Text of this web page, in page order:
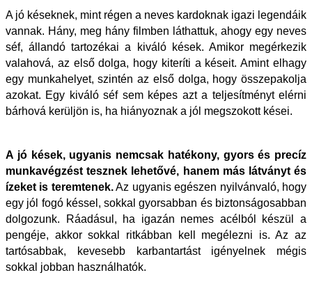
A jó késeknek, mint régen a neves kardoknak igazi legendáik
vannak. Hány, meg hány filmben láthattuk, ahogy egy neves
séf, állandó tartozékai a kiváló kések. Amikor megérkezik
valahová, az első dolga, hogy kiteríti a késeit. Amint elhagy
egy munkahelyet, szintén az első dolga, hogy összepakolja
azokat. Egy kiváló séf sem képes azt a teljesítményt elérni
bárhová kerüljön is, ha hiányoznak a jól megszokott kései.
A jó kések, ugyanis nemcsak hatékony, gyors és precíz
munkavégzést tesznek lehetővé, hanem más látványt és
ízeket is teremtenek.Az ugyanis egészen nyilvánvaló, hogy
egy jól fogó késsel, sokkal gyorsabban és biztonságosabban
dolgozunk. Ráadásul, ha igazán nemes acélból készül a
pengéje, akkor sokkal ritkábban kell megélezni is. Az az
tartósabbak, kevesebb karbantartást igényelnek mégis
sokkal jobban használhatók.